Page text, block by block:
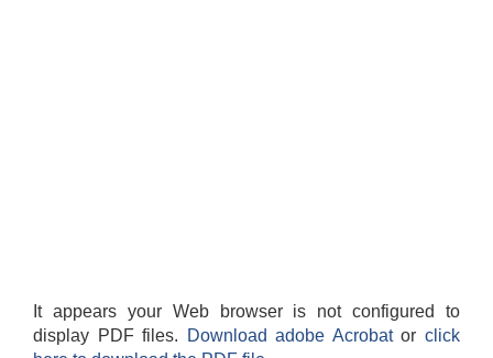
It appears your Web browser is not configured to
display PDF files.
Download adobe Acrobatorclick